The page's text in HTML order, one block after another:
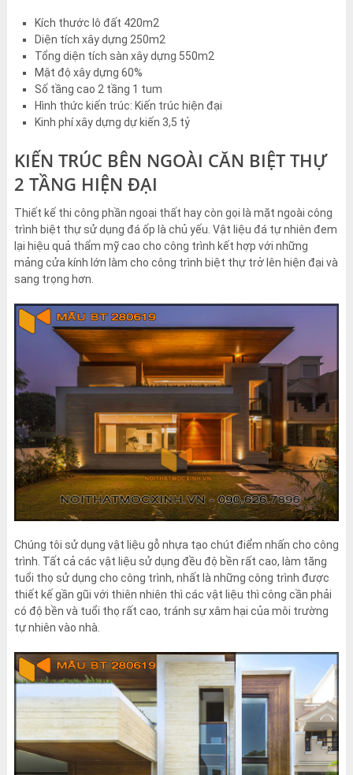
Kích thước lô đất 420m2
Diện tích xây dựng 250m2
Tổng diện tích sàn xây dựng 550m2
Mật độ xây dựng 60%
Số tầng cao 2 tầng 1 tum
Hình thức kiến trúc: Kiến trúc hiện đại
Kinh phí xây dựng dự kiến 3,5 tỷ
KIẾN TRÚC BÊN NGOÀI CĂN BIỆT THỰ
2 TẦNG HIỆN ĐẠI
Thiết kế thi công phần ngoại thất hay còn gọi là mặt ngoài công
trình biệt thự sử dụng đá ốp là chủ yếu. Vật liệu đá tự nhiên đem
lại hiệu quả thẩm mỹ cao cho công trình kết hợp với những
mảng cửa kính lớn làm cho công trình biệt thự trở lên hiện đại và
sang trọng hơn.
Chúng tôi sử dụng vật liệu gỗ nhựa tạo chút điểm nhấn cho công
trình. Tất cả các vật liệu sử dụng đều độ bền rất cao, làm tăng
tuổi thọ sử dụng cho công trình, nhất là những công trình được
thiết kế gần gũi với thiên nhiên thì các vật liệu thì công cần phải
có độ bền và tuổi thọ rất cao, tránh sự xâm hại của môi trường
tự nhiên vào nhà.